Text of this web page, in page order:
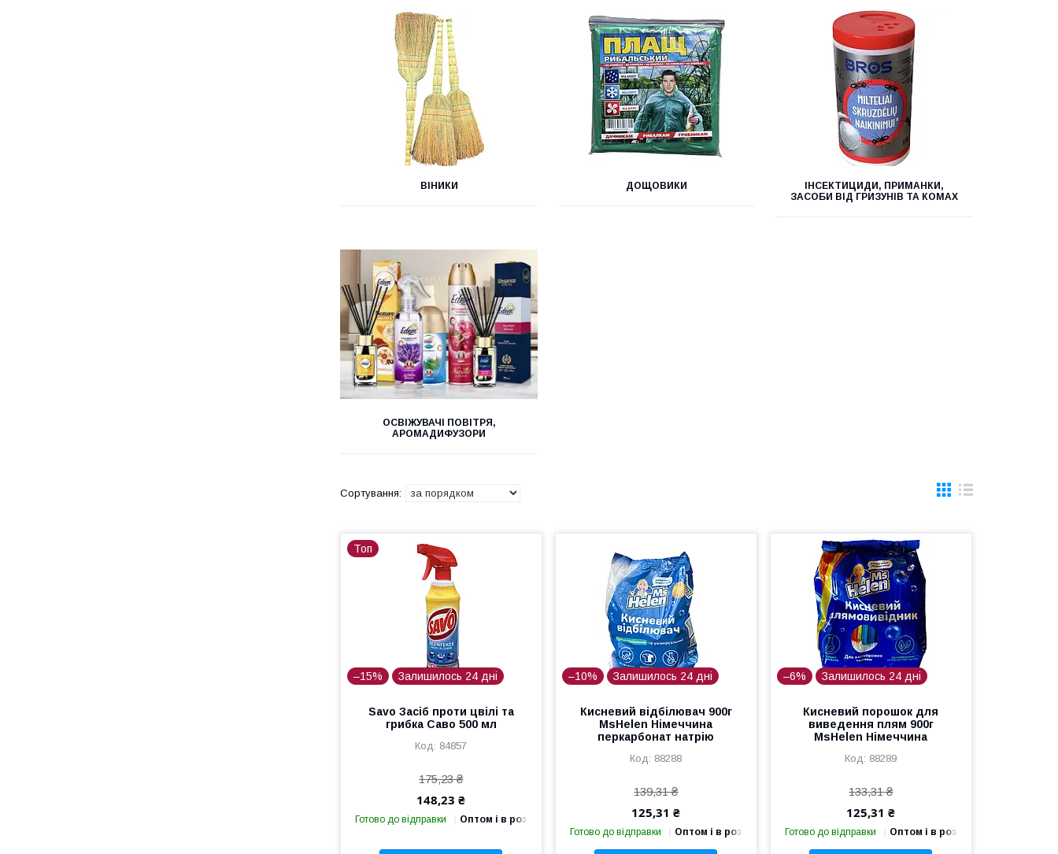
ВІНИКИ ДОЩОВИКИ
ІНСЕКТИЦИДИ, ПРИМАНКИ,
ЗАСОБИ ВІД ГРИЗУНІВ ТА КОМАХ
ОСВІЖУВАЧІ ПОВІТРЯ,
АРОМАДИФУЗОРИ
Топ
–15% Залишилось 24 дні
Savo Засіб проти цвілі та
грибка Саво 500 мл
84857
175,23 ₴
148,23 ₴
Готово до відправки Оптом і в роздріб
–10% Залишилось 24 дні
Кисневий відбілювач 900г
MsHelen Німеччина
перкарбонат натрію
88288
139,31 ₴
125,31 ₴
Готово до відправки Оптом і в роздріб
–6% Залишилось 24 дні
Кисневий порошок для
виведення плям 900г
MsHelen Німеччина
88289
133,31 ₴
125,31 ₴
Готово до відправки Оптом і в роздріб